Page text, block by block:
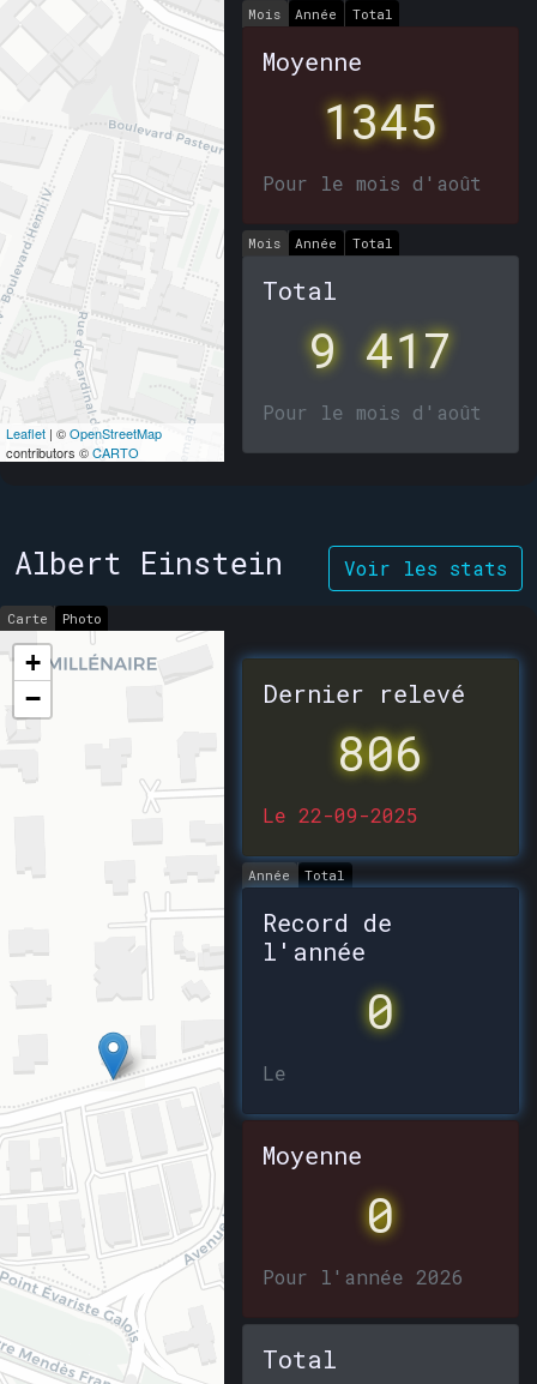
Leaflet | ©OpenStreetMap
contributors ©CARTO
Mois Année Total
Moyenne
1345
Pour le mois d'août
Mois Année Total
Total
9 417
Pour le mois d'août
Voir les stats
Albert Einstein
Carte Photo
+
−
Dernier relevé
806
Le 22-09-2025
Année Total
Record de
l'année
0
Le
Moyenne
0
Pour l'année 2026
Total